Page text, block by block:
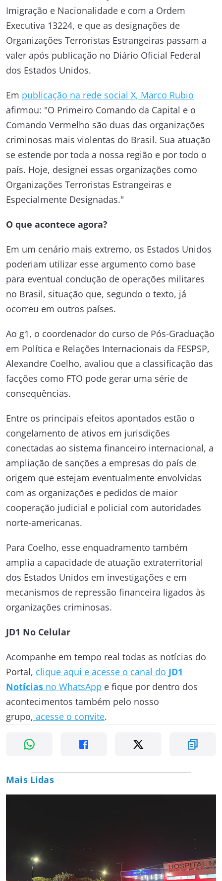
Imigração e Nacionalidade e com a Ordem
Executiva 13224, e que as designações de
Organizações Terroristas Estrangeiras passam a
valer após publicação no Diário Oficial Federal
dos Estados Unidos.
Em publicação na rede social X, Marco Rubio
afirmou: "O Primeiro Comando da Capital e o
Comando Vermelho são duas das organizações
criminosas mais violentas do Brasil. Sua atuação
se estende por toda a nossa região e por todo o
país. Hoje, designei essas organizações como
Organizações Terroristas Estrangeiras e
Especialmente Designadas."
O que acontece agora?
Em um cenário mais extremo, os Estados Unidos
poderiam utilizar esse argumento como base
para eventual condução de operações militares
no Brasil, situação que, segundo o texto, já
ocorreu em outros países.
Ao g1, o coordenador do curso de Pós-Graduação
em Política e Relações Internacionais da FESPSP,
Alexandre Coelho, avaliou que a classificação das
facções como FTO pode gerar uma série de
consequências.
Entre os principais efeitos apontados estão o
congelamento de ativos em jurisdições
conectadas ao sistema financeiro internacional, a
ampliação de sanções a empresas do país de
origem que estejam eventualmente envolvidas
com as organizações e pedidos de maior
cooperação judicial e policial com autoridades
norte-americanas.
Para Coelho, esse enquadramento também
amplia a capacidade de atuação extraterritorial
dos Estados Unidos em investigações e em
mecanismos de repressão financeira ligados às
organizações criminosas.
JD1 No Celular
Acompanhe em tempo real todas as notícias do
Portal, clique aqui e acesse o canal do JD1
Notícias no WhatsApp e fique por dentro dos
acontecimentos também pelo nosso
grupo, acesse o convite.
Mais Lidas